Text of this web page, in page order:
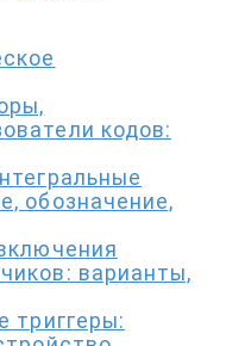
кодов:
обозначение,
варианты,
триггеры: